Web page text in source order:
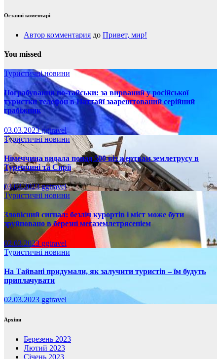
Останні коментарі
Автор комментария до Привет, мир!
You missed
Туристичні новини
Пограбування по-тайськи: за вирваний у російської
туристки телефон в Паттайї заарештований серійний
грабіжник
03.03.2023ggtravel
Туристичні новини
Німеччина видала понад 500 віз жертвам землетрусу в
Туреччині та Сирії
03.03.2023ggtravel
Туристичні новини
Зловісний сигнал: безліч курортів і міст може бути
зруйновано в березні мегаземлетрясеніем
02.03.2023 ggtravel
Туристичні новини
На Тайвані придумали, як залучити туристів – їм будуть
приплачувати
02.03.2023 ggtravel
Архіви
Березень 2023
Лютий 2023
Січень 2023